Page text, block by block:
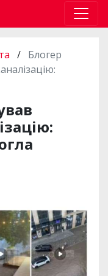
/ Блогер